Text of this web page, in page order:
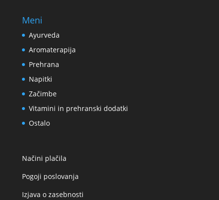
Meni
Ayurveda
Aromaterapija
Prehrana
Napitki
Začimbe
Vitamini in prehranski dodatki
Ostalo
Načini plačila
Pogoji poslovanja
Izjava o zasebnosti